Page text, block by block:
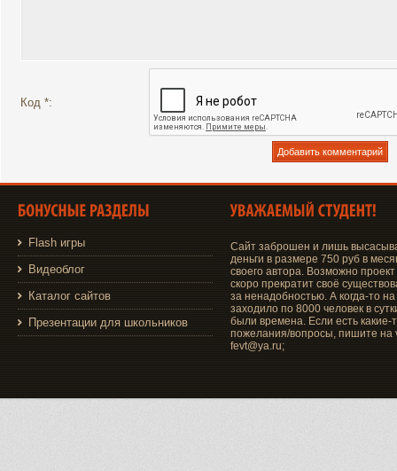
Код *:
Flash игры
Видеоблог
Каталог сайтов
Презентации для школьников
Сайт заброшен и лишь
деньги в размере 750 руб в
своего автора. Возможно проект
скоро прекратит своё
за ненадобностью. А когда-то на
заходило по 8000 человек в
были времена. Если есть какие-
пожелания/вопросы, пишите на
fevt@ya.ru;